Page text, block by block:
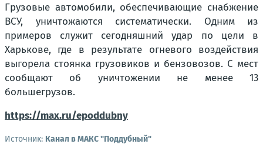
Грузовые автомобили, обеспечивающие снабжение
ВСУ, уничтожаются систематически. Одним из
примеров служит сегодняшний удар по цели в
Харькове, где в результате огневого воздействия
выгорела стоянка грузовиков и бензовозов. С мест
сообщают об уничтожении не менее 13
большегрузов.
https://max.ru/epoddubny
Источник: Канал в МАКС "Поддубный"